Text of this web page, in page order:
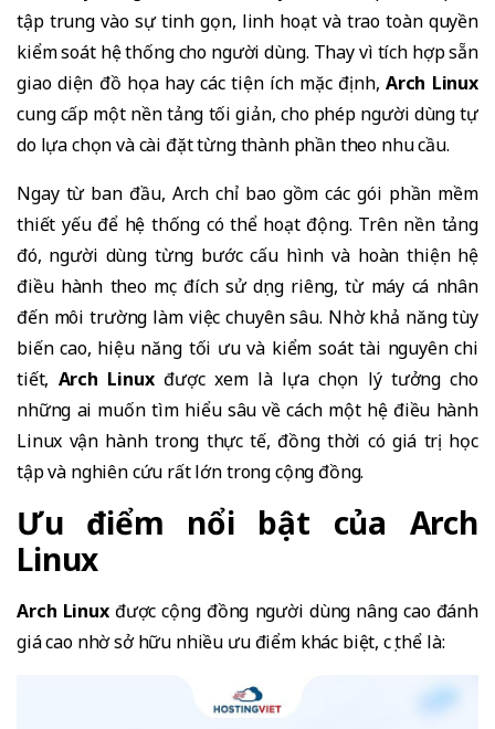
tập trung vào sự tinh gọn, linh hoạt và trao toàn quyền
kiểm soát hệ thống cho người dùng. Thay vì tích hợp sẵn
giao diện đồ họa hay các tiện ích mặc định, Arch Linux
cung cấp một nền tảng tối giản, cho phép người dùng tự
do lựa chọn và cài đặt từng thành phần theo nhu cầu.
Ngay từ ban đầu, Arch chỉ bao gồm các gói phần mềm
thiết yếu để hệ thống có thể hoạt động. Trên nền tảng
đó, người dùng từng bước cấu hình và hoàn thiện hệ
điều hành theo mục đích sử dụng riêng, từ máy cá nhân
đến môi trường làm việc chuyên sâu. Nhờ khả năng tùy
biến cao, hiệu năng tối ưu và kiểm soát tài nguyên chi
tiết, Arch Linuxđược xem là lựa chọn lý tưởng cho
những ai muốn tìm hiểu sâu về cách một hệ điều hành
Linux vận hành trong thực tế, đồng thời có giá trị học
tập và nghiên cứu rất lớn trong cộng đồng.
Ưu điểm nổi bật của Arch
Linux
Arch Linuxđược cộng đồng người dùng nâng cao đánh
giá cao nhờ sở hữu nhiều ưu điểm khác biệt, cụ thể là: